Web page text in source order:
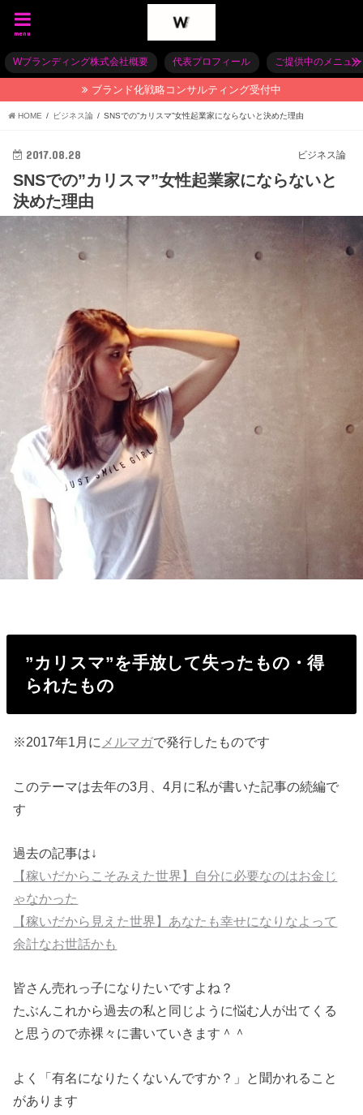
menu
Wブランディング株式会社概要 代表プロフィール ご提供中のメニュー
ブランド化戦略コンサルティング受付中
HOME ビジネス論 SNSでの”カリスマ”女性起業家にならないと決めた理由
ビジネス論
2017.08.28
SNSでの”カリスマ”女性起業家にならないと
決めた理由
”カリスマ”を手放して失ったもの・得
られたもの
※2017年1月に メルマガで発行したものです
このテーマは去年の3月、4月に私が書いた記事の続編で
す
過去の記事は↓
【稼いだからこそみえた世界】自分に必要なのはお金じ
ゃなかった
【稼いだから見えた世界】あなたも幸せになりなよって
余計なお世話かも
皆さん売れっ子になりたいですよね？
たぶんこれから過去の私と同じように悩む人が出てくる
と思うので赤裸々に書いていきます＾＾
よく「有名になりたくないんですか？」と聞かれること
があります